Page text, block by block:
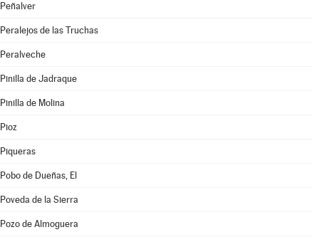
Peñalver
Peralejos de las Truchas
Peralveche
Pinilla de Jadraque
Pinilla de Molina
Pioz
Piqueras
Pobo de Dueñas, El
Poveda de la Sierra
Pozo de Almoguera